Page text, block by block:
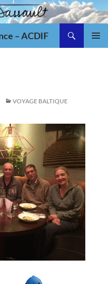
– ACDIF
VOYAGE BALTIQUE